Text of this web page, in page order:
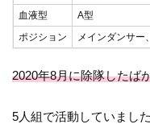
血液型
A型
ポジション
メインダンサー
2020年8月に除隊したば
5人組で活動していまし